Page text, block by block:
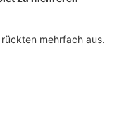
mehrfach aus.